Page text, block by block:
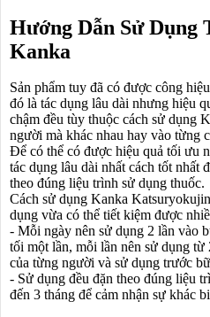
Hướng Dẫn Sử Dụng
Kanka
Sản phẩm tuy đã có được công
đó là tác dụng lâu dài nhưng hiệu
chậm đều tùy thuộc cách sử dụng
người mà khác nhau hay vào từng
Để có thể có được hiệu quả tối ưu
tác dụng lâu dài nhất cách tốt nhất
theo đúng liệu trình sử dụng thuốc.
Cách sử dụng Kanka
dụng vừa có thể tiết kiệm được
- Mỗi ngày nên sử dụng 2 lần vào
tối một lần, mỗi lần nên sử dụng từ
của từng người và sử dụng trước
- Sử dụng đều đặn theo đúng liệu
đến 3 tháng để cảm nhận sự khác